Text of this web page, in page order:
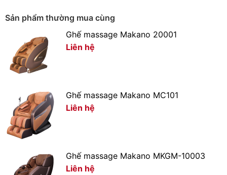
Sản phẩm thường mua cùng
Ghế massage Makano 20001
Liên hệ
Ghế massage Makano MC101
Liên hệ
Ghế massage Makano MKGM-10003
Liên hệ